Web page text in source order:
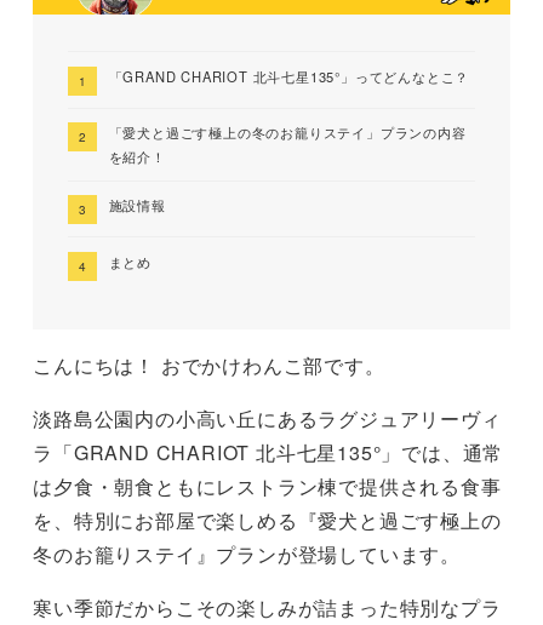
「GRAND CHARIOT 北斗七星135°」ってどんなとこ？
「愛犬と過ごす極上の冬のお籠りステイ」プランの内容
を紹介！
施設情報
まとめ
こんにちは！ おでかけわんこ部です。
淡路島公園内の小高い丘にあるラグジュアリーヴィ
ラ「GRAND CHARIOT 北斗七星135°」では、通常
は夕食・朝食ともにレストラン棟で提供される食事
を、特別にお部屋で楽しめる『愛犬と過ごす極上の
冬のお籠りステイ』プランが登場しています。
寒い季節だからこその楽しみが詰まった特別なプラ